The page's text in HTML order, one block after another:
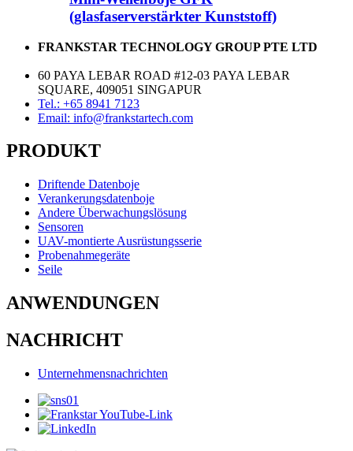
(glasfaserverstärkter Kunststoff)
FRANKSTAR TECHNOLOGY GROUP PTE LTD
60 PAYA LEBAR ROAD #12-03 PAYA LEBAR
SQUARE, 409051 SINGAPUR
Tel.: +65 8941 7123
Email: info@frankstartech.com
PRODUKT
Driftende Datenboje
Verankerungsdatenboje
Andere Überwachungslösung
Sensoren
UAV-montierte Ausrüstungsserie
Probenahmegeräte
Seile
ANWENDUNGEN
NACHRICHT
Unternehmensnachrichten